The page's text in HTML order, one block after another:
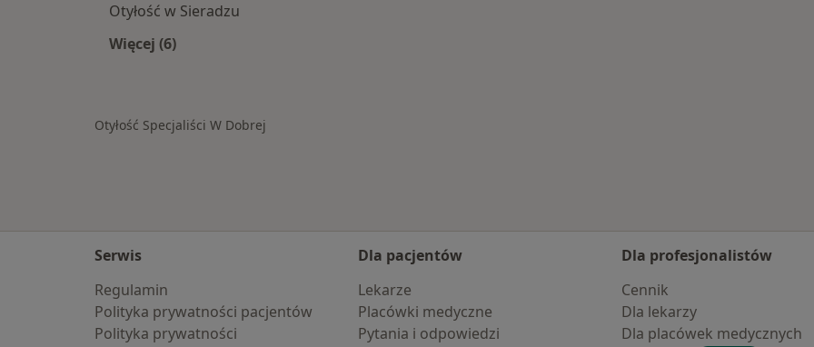
Otyłość w Sieradzu
Więcej (6)
Otyłość Specjaliści W Dobrej
Serwis
Regulamin
Polityka prywatności pacjentów
Polityka prywatności
Dla pacjentów
Lekarze
Placówki medyczne
Pytania i odpowiedzi
Dla profesjonalistów
Cennik
Dla lekarzy
Dla placówek medycznych